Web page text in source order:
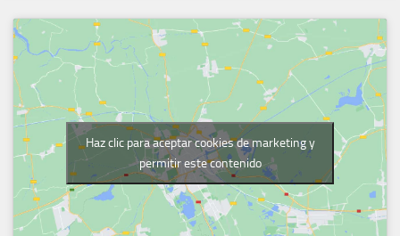
Haz clic para aceptar cookies de marketing y
permitir este contenido